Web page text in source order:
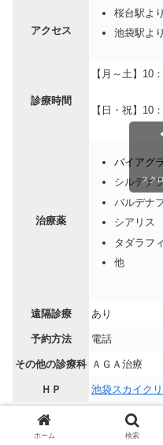
アクセス
桜台駅よ
池袋駅よ
診療時間
【月～土】10
【日・祝】10
治療薬
バイアグ
シルデナ
バルデナ
シアリス
タダラフ
他
遠隔診療 あり
予約方法 電話
その他の診療科 ＡＧＡ治療
ＨＰ 池袋スカイク
スク
ホーム 検索